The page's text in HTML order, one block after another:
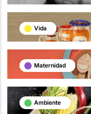
Vida
Maternidad
Ambiente